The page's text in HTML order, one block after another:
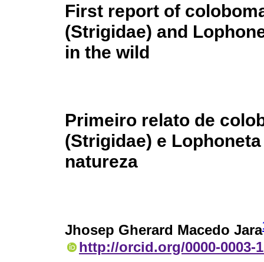
First report of
(Strigidae) and
in the wild
Primeiro relato de
(Strigidae) e
natureza
Jhosep Gherard Macedo Jara
http://orcid.org/0000-0003-